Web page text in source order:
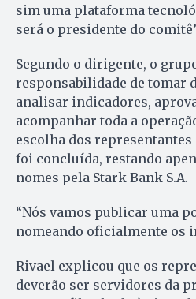
sim uma plataforma
será o presidente do
Segundo o dirigente, o
responsabilidade de tomar
analisar indicadores,
acompanhar toda a
escolha dos representantes
foi concluída, restando
nomes pela Stark Bank S.A.
“Nós vamos publicar uma
nomeando oficialmente os
Rivael explicou que os
deverão ser servidores da